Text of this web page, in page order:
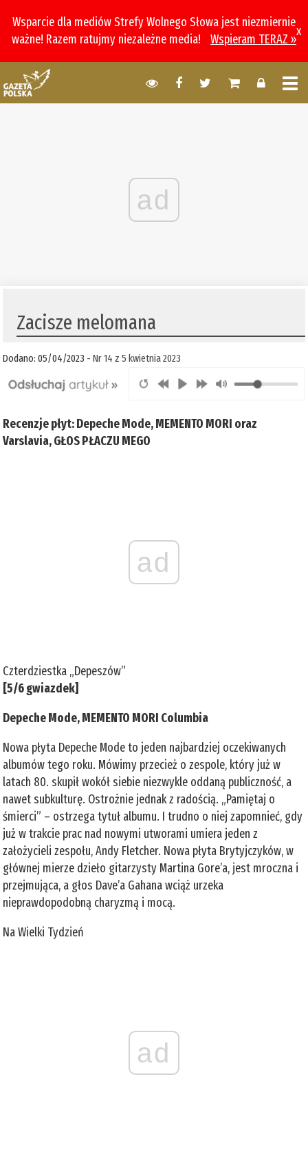
Wsparcie dla mediów Strefy Wolnego Słowa jest niezmiernie
ważne! Razem ratujmy niezależne media!
Wspieram TERAZ »
x
ad
Zacisze melomana
Dodano: 05/04/2023 -Nr 14 z 5 kwietnia 2023
Recenzje płyt: Depeche Mode, MEMENTO MORI oraz
Varslavia, GŁOS PŁACZU MEGO
ad
Czterdziestka „Depeszów”
[5/6 gwiazdek]
Depeche Mode, MEMENTO MORI Columbia
Nowa płyta Depeche Mode to jeden najbardziej oczekiwanych
albumów tego roku. Mówimy przecież o zespole, który już w
latach 80. skupił wokół siebie niezwykle oddaną publiczność, a
nawet subkulturę. Ostrożnie jednak z radością. „Pamiętaj o
śmierci” – ostrzega tytuł albumu. I trudno o niej zapomnieć, gdy
już w trakcie prac nad nowymi utworami umiera jeden z
założycieli zespołu, Andy Fletcher. Nowa płyta Brytyjczyków, w
głównej mierze dzieło gitarzysty Martina Gore’a, jest mroczna i
przejmująca, a głos Dave’a Gahana wciąż urzeka
nieprawdopodobną charyzmą i mocą.
Na Wielki Tydzień
ad